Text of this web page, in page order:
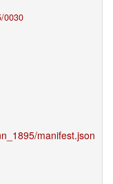
0030
manifest.json